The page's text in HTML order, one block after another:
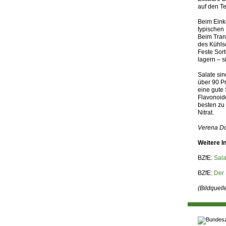
auf den
Beim
typischen
Beim
des
Feste
lagern –
Salate
über 90
eine gute
besten
Nitrat.
Verena
Weitere
BZfE:
BZfE: Der